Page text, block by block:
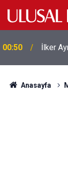
00:50 İlker
00:39
Anasayfa